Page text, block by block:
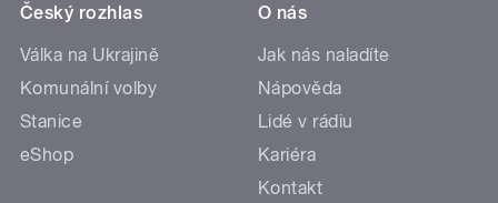
Český rozhlas
Válka na Ukrajině
Komunální volby
Stanice
eShop
O nás
Jak nás naladíte
Nápověda
Lidé v rádiu
Kariéra
Kontakt